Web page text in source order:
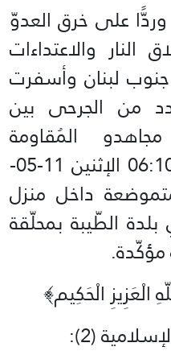
على خرق العدوّ
النار والاعتداءات
لبنان وأسفرت
من الجرحى بين
المُقاومة
الإسلاميّة عند السّاعة 06:10 الإثنين 11-05-
متموضعة داخل منزل
الطّيبة بمحلّقة
مؤكّدة.
الْعَزِيزِ الْحَكِيم﴾‏
(2):‏